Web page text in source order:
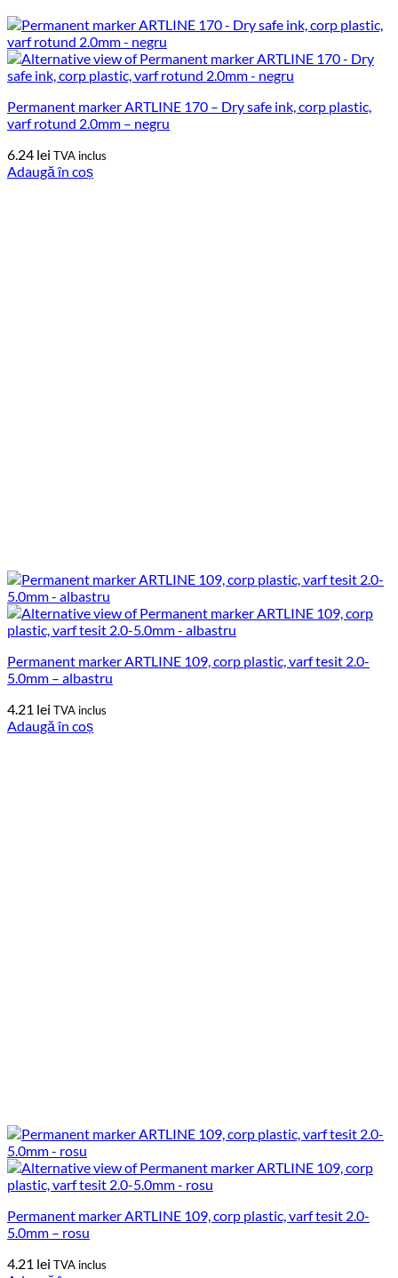
Permanent marker ARTLINE 170 – Dry safe ink, corp plastic,
varf rotund 2.0mm – negru
6.24 lei TVA inclus
Adaugă în coș
Permanent marker ARTLINE 109, corp plastic, varf tesit 2.0-
5.0mm – albastru
4.21 lei TVA inclus
Adaugă în coș
Permanent marker ARTLINE 109, corp plastic, varf tesit 2.0-
5.0mm – rosu
4.21 lei TVA inclus